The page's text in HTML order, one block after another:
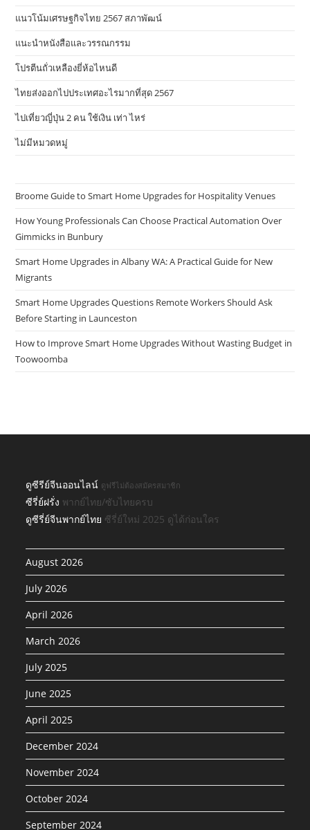
แนวโน้มเศรษฐกิจไทย 2567 สภาพัฒน์
แนะนำหนังสือและวรรณกรรม
โปรตีนถั่วเหลืองยี่ห้อไหนดี
ไทยส่งออกไปประเทศอะไรมากที่สุด 2567
ไปเที่ยวญี่ปุ่น 2 คน ใช้เงิน เท่า ไหร่
ไม่มีหมวดหมู่
Broome Guide to Smart Home Upgrades for Hospitality Venues
How Young Professionals Can Choose Practical Automation Over
Gimmicks in Bunbury
Smart Home Upgrades in Albany WA: A Practical Guide for New
Migrants
Smart Home Upgrades Questions Remote Workers Should Ask
Before Starting in Launceston
How to Improve Smart Home Upgrades Without Wasting Budget in
Toowoomba
ดูซีรีย์จีนออนไลน์ ดูฟรีไม่ต้องสมัครสมาชิก
ซีรี่ย์ฝรั่ง พากย์ไทย/ซับไทยครบ
ดูซีรี่ย์จีนพากย์ไทย ซีรี่ย์ใหม่ 2025 ดูได้ก่อนใคร
August 2026
July 2026
April 2026
March 2026
July 2025
June 2025
April 2025
December 2024
November 2024
October 2024
September 2024